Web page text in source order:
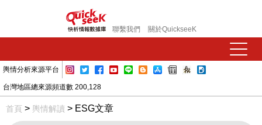
聯繫我們 關於QuickseeK
輿情分析來源平台
台灣地區總來源頻道數 200,128
首頁 > 輿情解讀 > ESG文章